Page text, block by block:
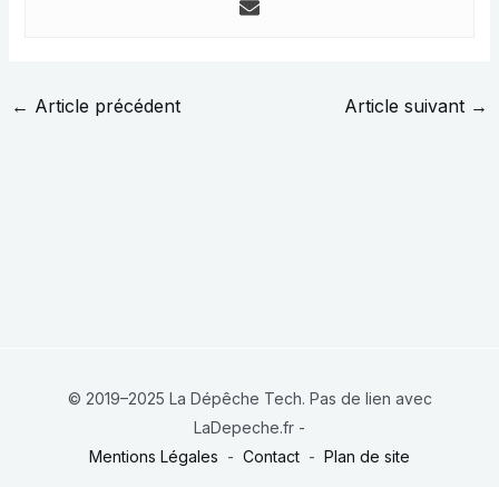
← Article précédent Article suivant →
© 2019–2025 La Dépêche Tech. Pas de lien avec
LaDepeche.fr -
Mentions Légales - Contact - Plan de site